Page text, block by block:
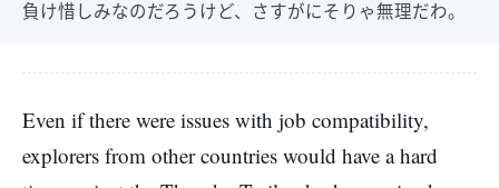
負け惜しみなのだろうけど、さすがにそりゃ無理だわ。
Even if there were issues with job compatibility,
explorers from other countries would have a hard